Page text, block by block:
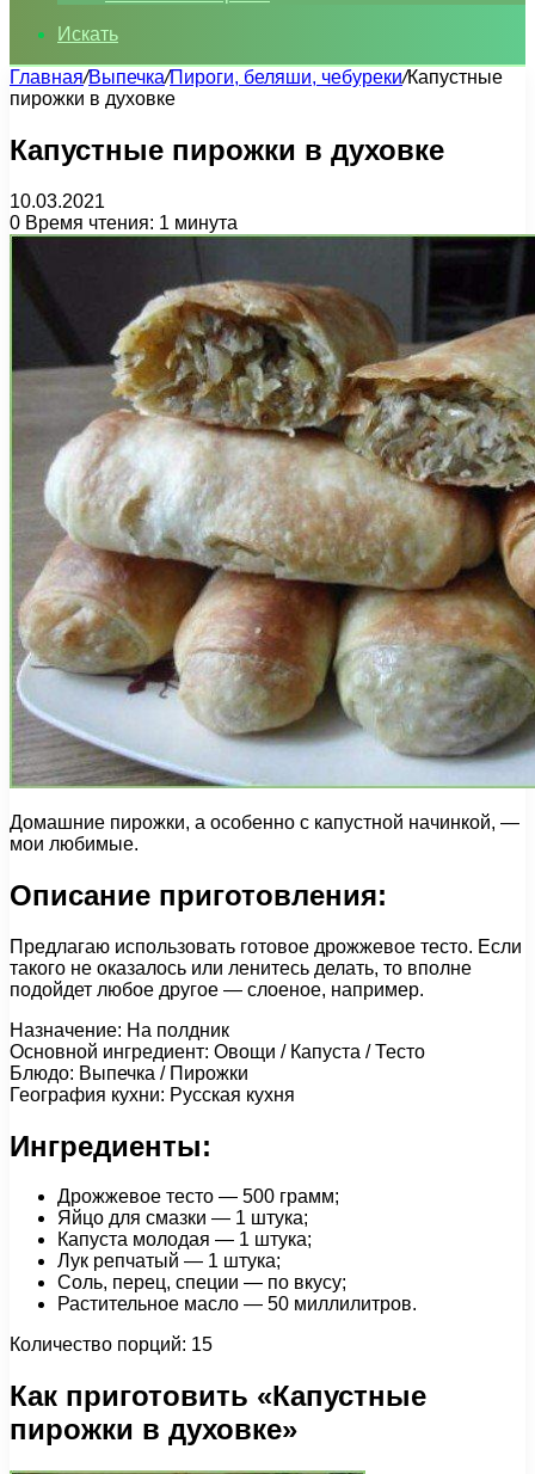
Искать
Главная/Выпечка/Пироги, беляши, чебуреки/Капустные
пирожки в духовке
Капустные пирожки в духовке
10.03.2021
0 Время чтения: 1 минута
Домашние пирожки, а особенно с капустной начинкой, —
мои любимые.
Описание приготовления:
Предлагаю использовать готовое дрожжевое тесто. Если
такого не оказалось или ленитесь делать, то вполне
подойдет любое другое — слоеное, например.
Назначение: На полдник
Основной ингредиент: Овощи / Капуста / Тесто
Блюдо: Выпечка / Пирожки
География кухни: Русская кухня
Ингредиенты:
Дрожжевое тесто — 500 грамм;
Яйцо для смазки — 1 штука;
Капуста молодая — 1 штука;
Лук репчатый — 1 штука;
Соль, перец, специи — по вкусу;
Растительное масло — 50 миллилитров.
Количество порций: 15
Как приготовить «Капустные
пирожки в духовке»